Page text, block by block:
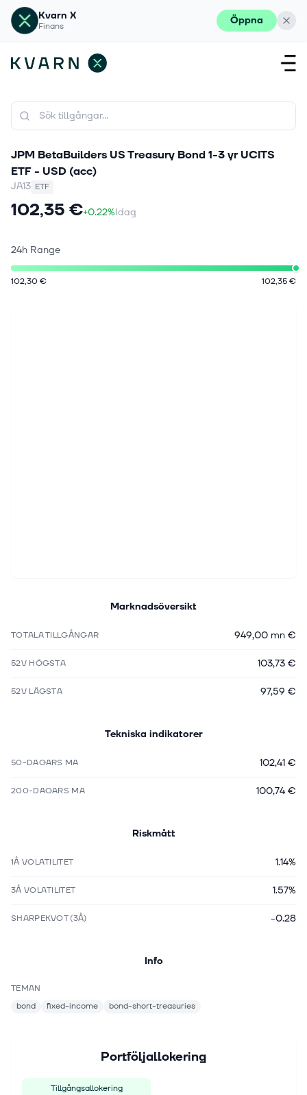
Kvarn X
Finans Öppna
JPM BetaBuilders US Treasury Bond 1-3 yr UCITS
ETF - USD (acc)
JA13 ETF
102,35 €+0.22%Idag
24h Range
102,30 € 102,35 €
Marknadsöversikt
TOTALA TILLGÅNGAR 949,00 mn €
52V HÖGSTA 103,73 €
52V LÄGSTA 97,59 €
Tekniska indikatorer
50-DAGARS MA 102,41 €
200-DAGARS MA 100,74 €
Riskmått
1Å VOLATILITET 1.14%
3Å VOLATILITET 1.57%
SHARPEKVOT (3Å) -0.28
Info
TEMAN
bond
fixed-income bond-short-treasuries
Portföljallokering
Tillgångsallokering